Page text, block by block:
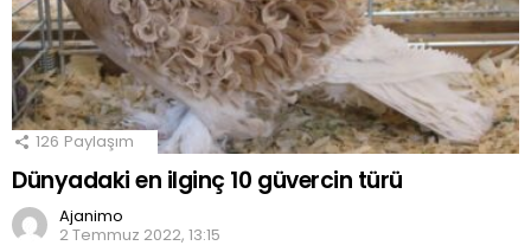
126 Paylaşım
Dünyadaki en ilginç 10 güvercin türü
Ajanimo
2 Temmuz 2022, 13:15